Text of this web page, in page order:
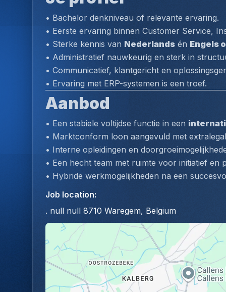
• Bachelor denkniveau of relevante ervaring.
• Eerste ervaring binnen Customer Service,
• Sterke kennis van Nederlands én Engels
• Administratief nauwkeurig en sterk in
• Communicatief, klantgericht en
• Ervaring met ERP-systemen is een troef.
Aanbod
• Een stabiele voltijdse functie in een
• Marktconform loon aangevuld met
• Interne opleidingen en
• Een hecht team met ruimte voor initiatief en
• Hybride werkmogelijkheden na een
Job location:
. null null 8710 Waregem, Belgium